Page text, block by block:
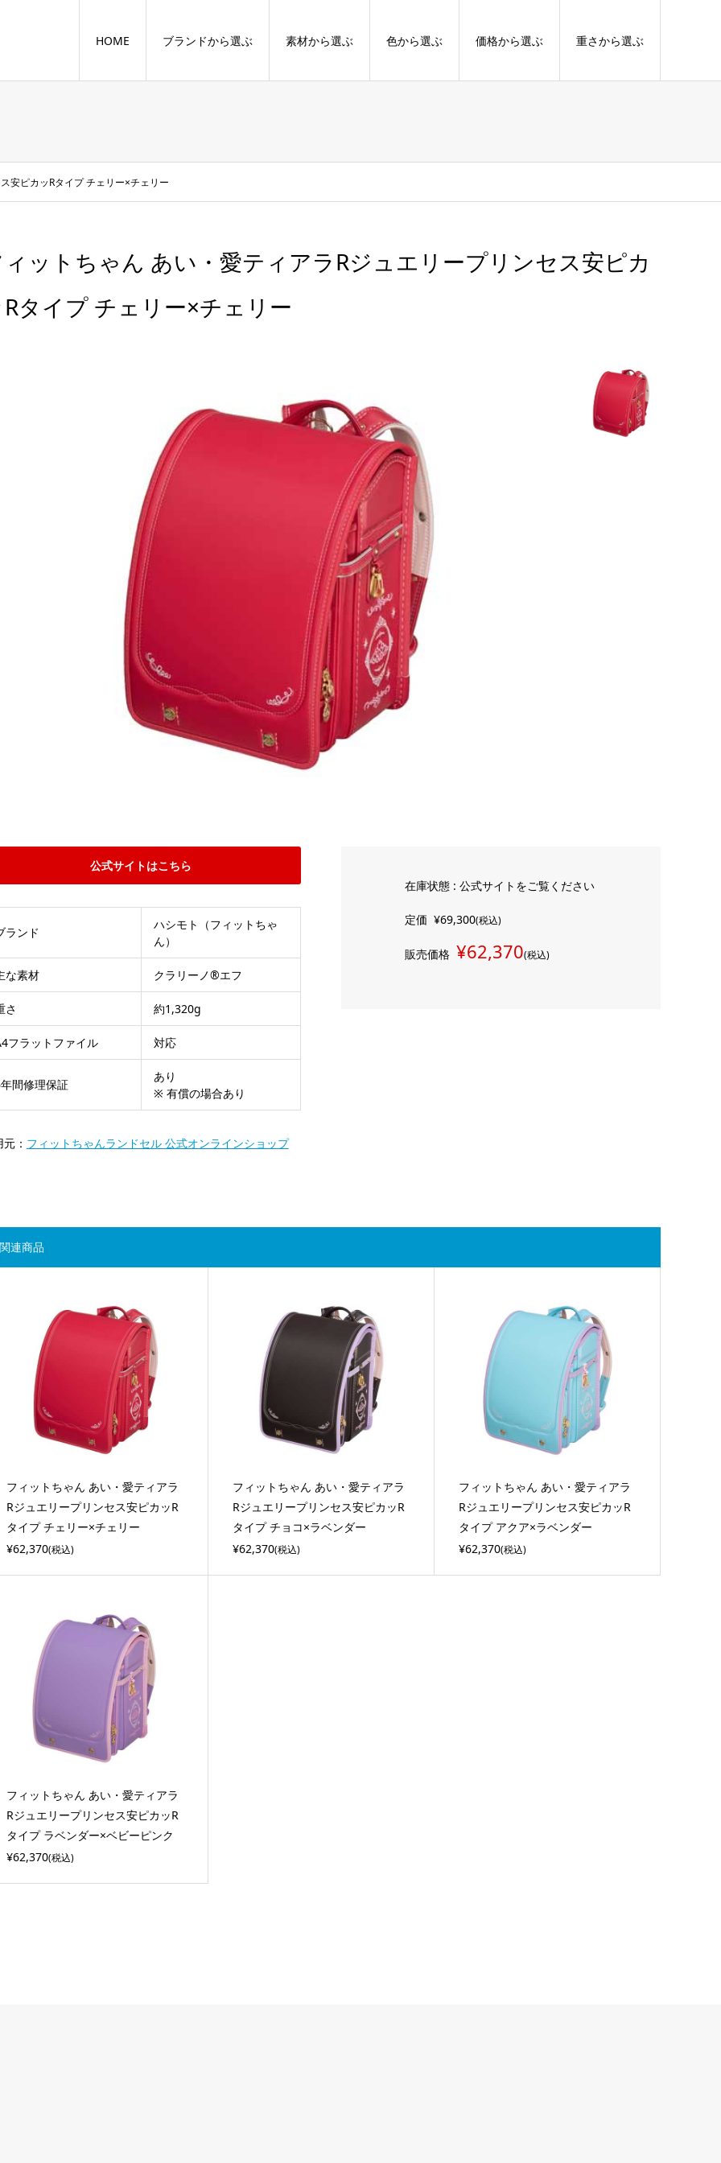
HOME ブランドから選ぶ 素材から選ぶ 色から選ぶ 価格から選ぶ 重さから選ぶ
安ピカッRタイプ チェリー×チェリー
ットちゃん あい・愛ティアラRジュエリープリンセス安ピカ
タイプ チェリー×チェリー
公式サイトはこちら
ランド
ハシモト（フィットちゃ
ん）
な素材 クラリーノ®エフ
さ 約1,320g
フラットファイル 対応
間修理保証
あり
※ 有償の場合あり
： フィットちゃんランドセル 公式オンラインショップ
在庫状態 : 公式サイトをご覧ください
定価¥69,300(税込)
販売価格 ¥62,370(税込)
連商品
フィットちゃん あい・愛ティアラ
Rジュエリープリンセス安ピカッR
タイプ チェリー×チェリー
¥62,370(税込)
フィットちゃん あい・愛ティアラ
Rジュエリープリンセス安ピカッR
タイプ チョコ×ラベンダー
¥62,370(税込)
フィットちゃん あい・愛ティアラ
Rジュエリープリンセス安ピカッR
タイプ アクア×ラベンダー
¥62,370(税込)
フィットちゃん あい・愛ティアラ
Rジュエリープリンセス安ピカッR
タイプ ラベンダー×ベビーピンク
¥62,370(税込)